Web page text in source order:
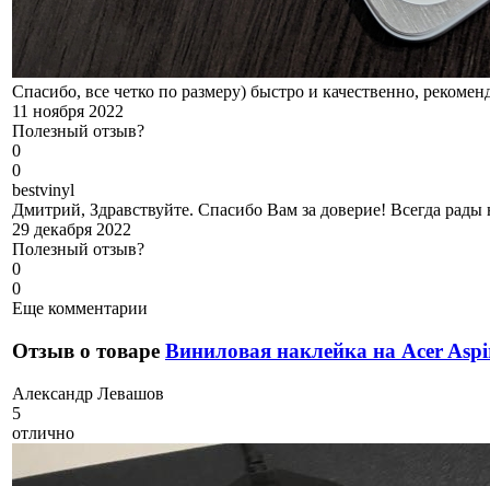
Спасибо, все четко по размеру) быстро и качественно,
11 ноября 2022
Полезный отзыв?
0
0
bestvinyl
Дмитрий, Здравствуйте. Спасибо Вам за доверие! Всегда рады
29 декабря 2022
Полезный отзыв?
0
0
Еще комментарии
Отзыв о товаре Виниловая наклейка на Acer
Александр Левашов
5
отлично